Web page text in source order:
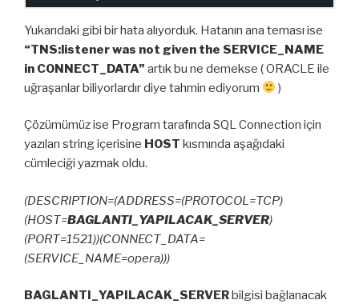
Yukarıdaki gibi bir hata alıyorduk. Hatanın ana teması ise
“TNS:listener was not given the SERVICE_NAME
in CONNECT_DATA” artık bu ne demekse ( ORACLE ile
uğraşanlar biliyorlardır diye tahmin ediyorum
)
Çözümümüz ise Program tarafında SQL Connection için
yazılan string içerisine HOST kısmında aşağıdaki
cümleciği yazmak oldu.
(DESCRIPTION=(ADDRESS=(PROTOCOL=TCP)
(HOST=BAGLANTI_YAPILACAK_SERVER)
(PORT=1521))(CONNECT_DATA=
(SERVICE_NAME=opera)))
BAGLANTI_YAPILACAK_SERVER bilgisi bağlanacak